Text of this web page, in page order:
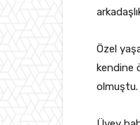
Özel
kendine
olmuştu.